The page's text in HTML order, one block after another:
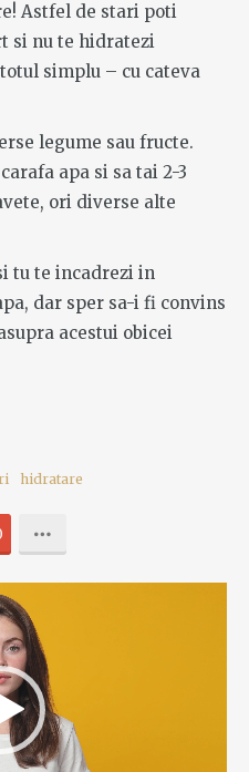
Astfel de stari poti
si nu te hidratezi
simplu – cu cateva
legume sau fructe.
apa si sa tai 2-3
ori diverse alte
tu te incadrezi in
dar sper sa-i fi convins
acestui obicei
hidratare